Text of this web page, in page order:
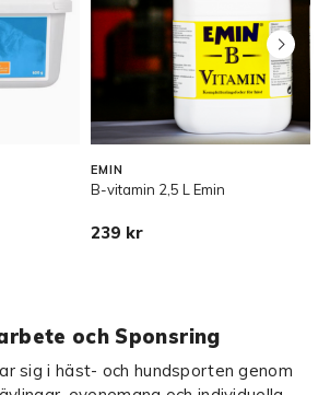
EMIN
B-vitamin 2,5 L Emin
239 kr
och Sponsring
sig i häst- och hundsporten genom